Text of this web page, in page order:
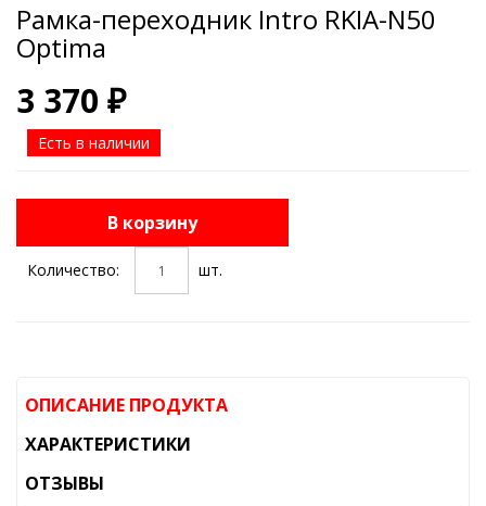
Рамка-переходник Intro RKIA-N50
Optima
3 370 ₽
Есть в наличии
В корзину
Количество: шт.
ОПИСАНИЕ ПРОДУКТА
ХАРАКТЕРИСТИКИ
ОТЗЫВЫ